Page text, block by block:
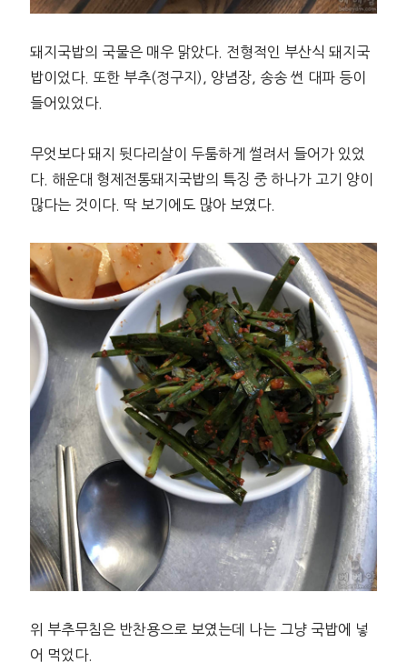
돼지국밥의 국물은 매우 맑았다. 전형적인 부산식 돼지국
밥이었다. 또한 부추(정구지), 양념장, 송송 썬 대파 등이
들어있었다.
무엇보다 돼지 뒷다리살이 두툼하게 썰려서 들어가 있었
다. 해운대 형제전통돼지국밥의 특징 중 하나가 고기 양이
많다는 것이다. 딱 보기에도 많아 보였다.
위 부추무침은 반찬용으로 보였는데 나는 그냥 국밥에 넣
어 먹었다.